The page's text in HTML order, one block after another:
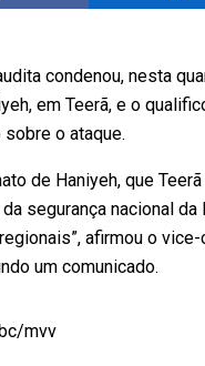
condenou, nesta
em Teerã, e o
o ataque.
de Haniyeh, que
segurança nacional
afirmou o
um comunicado.
mvv